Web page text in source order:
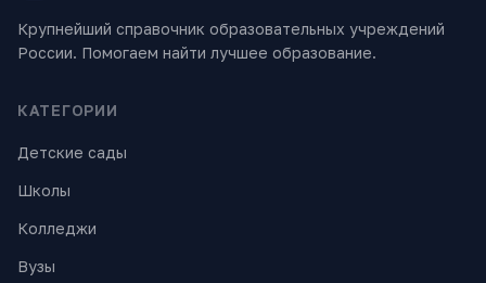
Крупнейший справочник образовательных учреждений
России. Помогаем найти лучшее образование.
КАТЕГОРИИ
Детские сады
Школы
Колледжи
Вузы